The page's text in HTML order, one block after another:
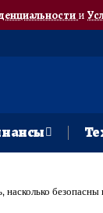
и
насколько